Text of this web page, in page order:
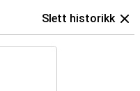
Slett historikk